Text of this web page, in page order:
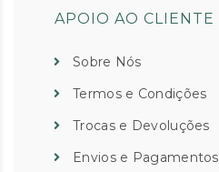
APOIO AO CLIENTE
Sobre Nós
Termos e Condições
Trocas e Devoluções
Envios e Pagamentos